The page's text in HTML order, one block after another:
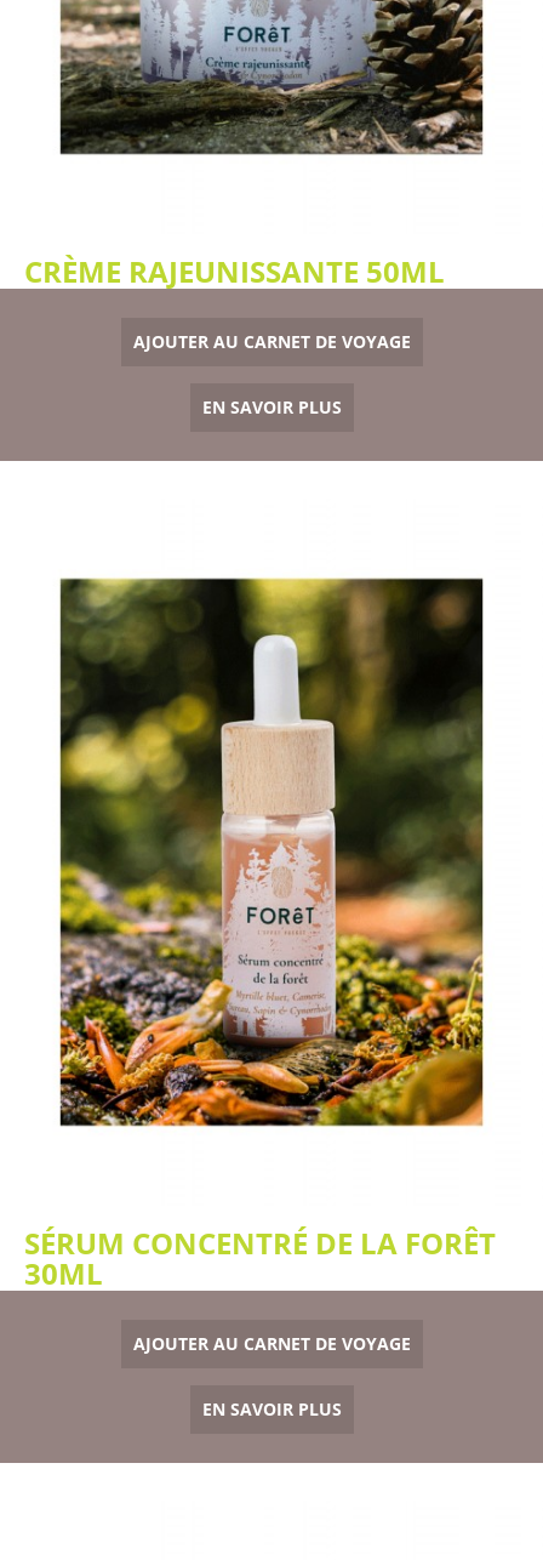
CRÈME RAJEUNISSANTE 50ML
AJOUTER AU CARNET DE VOYAGE
EN SAVOIR PLUS
SÉRUM CONCENTRÉ DE LA FORÊT
30ML
AJOUTER AU CARNET DE VOYAGE
EN SAVOIR PLUS